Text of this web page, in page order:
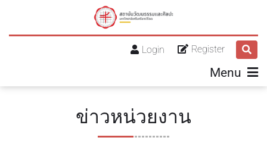
Register
Login
Menu
ข่าวหน่วยงาน